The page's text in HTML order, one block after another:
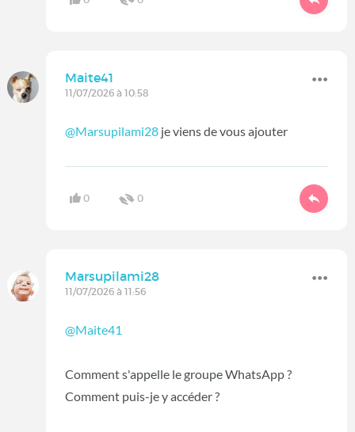
Maite41
11/07/2026 à 10:58
@Marsupilami28 je viens de vous ajouter
0 0
Marsupilami28
11/07/2026 à 11:56
@Maite41
Comment s'appelle le groupe WhatsApp ?
Comment puis-je y accéder ?